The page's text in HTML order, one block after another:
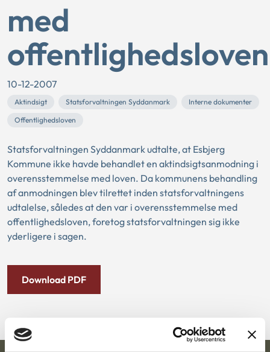
med
offentlighedsloven
10-12-2007
Aktindsigt Statsforvaltningen Syddanmark
Interne dokumenter
Offentlighedsloven
Statsforvaltningen Syddanmark udtalte, at Esbjerg
Kommune ikke havde behandlet en aktindsigtsanmodning i
overensstemmelse med loven. Da kommunens behandling
af anmodningen blev tilrettet inden statsforvaltningens
udtalelse, således at den var i overensstemmelse med
offentlighedsloven, foretog statsforvaltningen sig ikke
yderligere i sagen.
Download PDF